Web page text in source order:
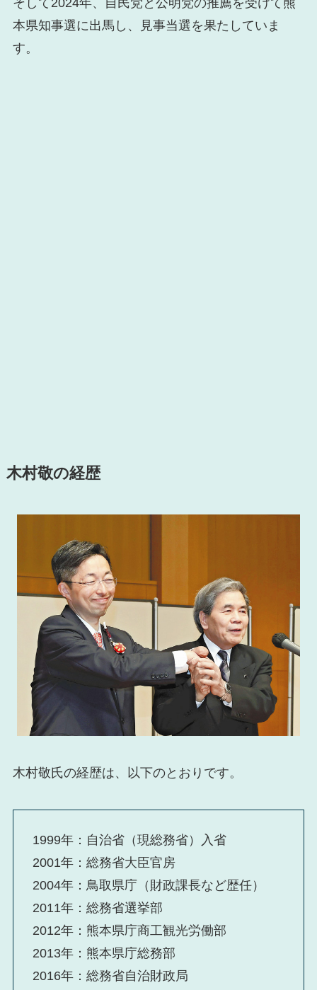
本県知事選に出馬し、見事当選を果たしていま
す。
木村敬の経歴
木村敬氏の経歴は、以下のとおりです。
1999年：自治省（現総務省）入省
2001年：総務省大臣官房
2004年：鳥取県庁（財政課長など歴任）
2011年：総務省選挙部
2012年：熊本県庁商工観光労働部
2013年：熊本県庁総務部
2016年：総務省自治財政局